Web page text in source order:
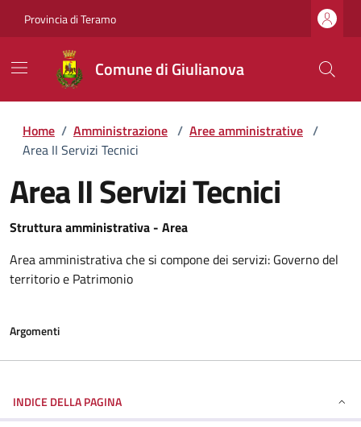
Provincia di Teramo
Comune di Giulianova
Home / Amministrazione / Aree amministrative /
Area II Servizi Tecnici
Area II Servizi Tecnici
Struttura amministrativa - Area
Area amministrativa che si compone dei servizi: Governo del
territorio e Patrimonio
Argomenti
INDICE DELLA PAGINA